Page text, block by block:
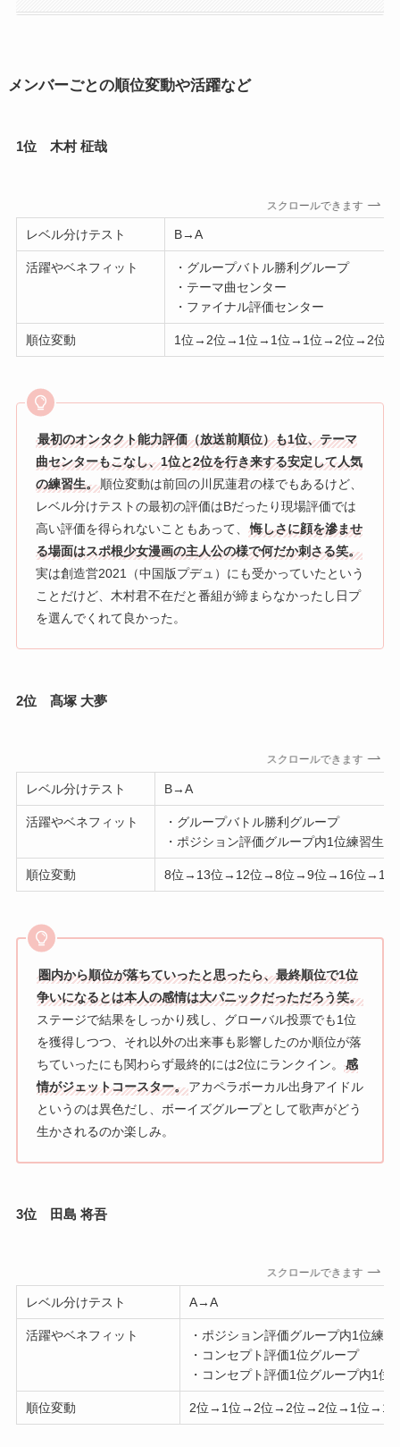
メンバーごとの順位変動や活躍など
1位 木村 柾哉
スクロールできます
レベル分けテスト B→A
活躍やベネフィット
・グループバトル勝利グループ
・テーマ曲センター
・ファイナル評価センター
順位変動 1位→2位→1位→1位→1位→2位→2位
最初のオンタクト能力評価（放送前順位）も1位、テーマ
曲センターもこなし、1位と2位を行き来する安定して人気
の練習生。順位変動は前回の川尻蓮君の様でもあるけど、
レベル分けテストの最初の評価はBだったり現場評価では
高い評価を得られないこともあって、
悔しさに顔を滲ませ
る場面はスポ根少女漫画の主人公の様で何だか刺さる笑。
実は創造営2021（中国版プデュ）にも受かっていたという
ことだけど、木村君不在だと番組が締まらなかったし日プ
を選んでくれて良かった。
2位 髙塚 大夢
スクロールできます
レベル分けテスト B→A
活躍やベネフィット
・グループバトル勝利グループ
・ポジション評価グループ内1位練習生
順位変動 8位→13位→12位→8位→9位→16位→17
圏内から順位が落ちていったと思ったら、最終順位で1位
争いになるとは本人の感情は大パニックだっただろう笑。
ステージで結果をしっかり残し、グローバル投票でも1位
を獲得しつつ、それ以外の出来事も影響したのか順位が落
ちていったにも関わらず最終的には2位にランクイン。
感
情がジェットコースター。アカペラボーカル出身アイドル
というのは異色だし、ボーイズグループとして歌声がどう
生かされるのか楽しみ。
3位 田島 将吾
スクロールできます
レベル分けテスト A→A
活躍やベネフィット
・ポジション評価グループ内1位練習
・コンセプト評価1位グループ
・コンセプト評価1位グループ内1位
順位変動 2位→1位→2位→2位→2位→1位→1